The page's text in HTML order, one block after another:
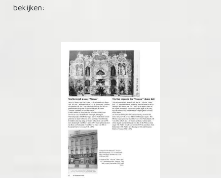
bekijken: